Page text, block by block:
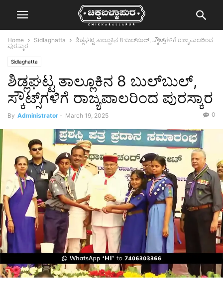
Home Sidlaghatta
ಶಿಡ್ಲಘಟ್ಟ ತಾಲ್ಲೂಕಿನ 8 ಬುಲ್‌ಬುಲ್, ಸ್ಕೌಟ್ಸ್‌ಗಳಿಗೆ ರಾಜ್ಯಪಾಲರಿಂದ
ಪುರಸ್ಕಾರ
Sidlaghatta
ಶಿಡ್ಲಘಟ್ಟ ತಾಲ್ಲೂಕಿನ 8 ಬುಲ್‌ಬುಲ್,
ಸ್ಕೌಟ್ಸ್‌ಗಳಿಗೆ ರಾಜ್ಯಪಾಲರಿಂದ ಪುರಸ್ಕಾರ
By Administrator - March 19, 2025 0